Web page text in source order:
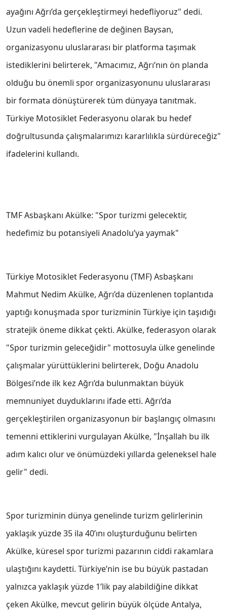
ayağını Ağrı’da gerçekleştirmeyi hedefliyoruz" dedi.
Uzun vadeli hedeflerine de değinen Baysan,
organizasyonu uluslararası bir platforma taşımak
istediklerini belirterek, "Amacımız, Ağrı’nın ön planda
olduğu bu önemli spor organizasyonunu uluslararası
bir formata dönüştürerek tüm dünyaya tanıtmak.
Türkiye Motosiklet Federasyonu olarak bu hedef
doğrultusunda çalışmalarımızı kararlılıkla sürdüreceğiz"
ifadelerini kullandı.
TMF Asbaşkanı Akülke: "Spor turizmi gelecektir,
hedefimiz bu potansiyeli Anadolu’ya yaymak"
Türkiye Motosiklet Federasyonu (TMF) Asbaşkanı
Mahmut Nedim Akülke, Ağrı’da düzenlenen toplantıda
yaptığı konuşmada spor turizminin Türkiye için taşıdığı
stratejik öneme dikkat çekti. Akülke, federasyon olarak
"Spor turizmin geleceğidir" mottosuyla ülke genelinde
çalışmalar yürüttüklerini belirterek, Doğu Anadolu
Bölgesi’nde ilk kez Ağrı’da bulunmaktan büyük
memnuniyet duyduklarını ifade etti. Ağrı’da
gerçekleştirilen organizasyonun bir başlangıç olmasını
temenni ettiklerini vurgulayan Akülke, "İnşallah bu ilk
adım kalıcı olur ve önümüzdeki yıllarda geleneksel hale
gelir" dedi.
Spor turizminin dünya genelinde turizm gelirlerinin
yaklaşık yüzde 35 ila 40’ını oluşturduğunu belirten
Akülke, küresel spor turizmi pazarının ciddi rakamlara
ulaştığını kaydetti. Türkiye’nin ise bu büyük pastadan
yalnızca yaklaşık yüzde 1’lik pay alabildiğine dikkat
çeken Akülke, mevcut gelirin büyük ölçüde Antalya,